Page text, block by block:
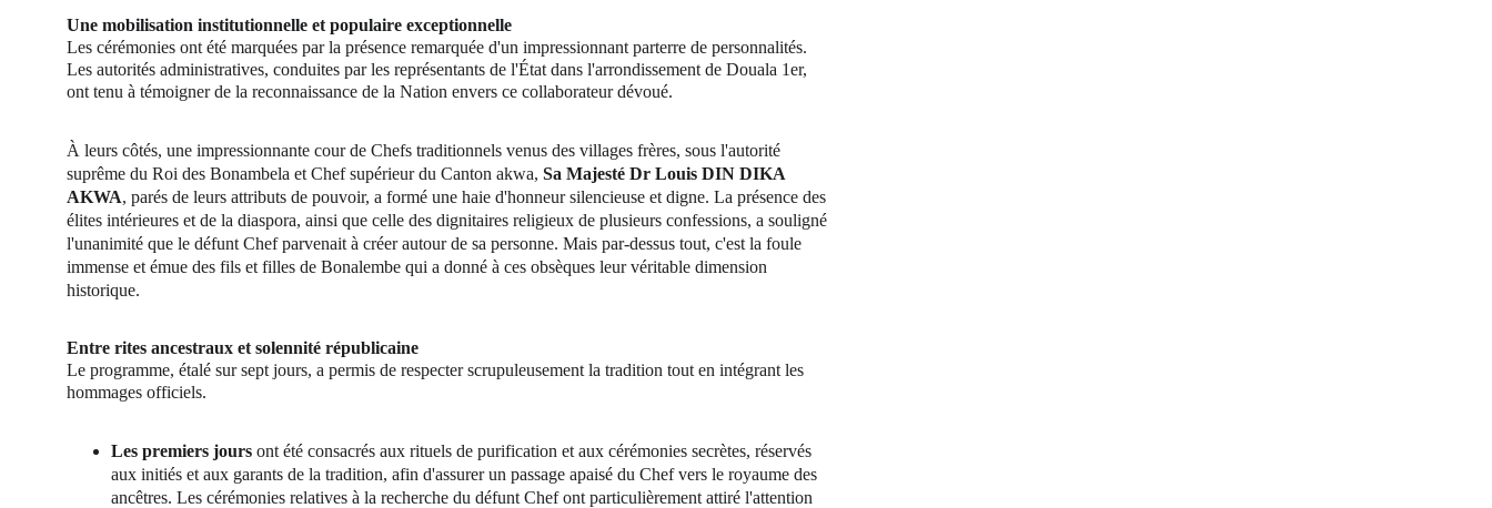
Une mobilisation institutionnelle et populaire exceptionnelle
Les cérémonies ont été marquées par la présence remarquée d'un impressionnant parterre de personnalités.
Les autorités administratives, conduites par les représentants de l'État dans l'arrondissement de Douala 1er,
ont tenu à témoigner de la reconnaissance de la Nation envers ce collaborateur dévoué.
À leurs côtés, une impressionnante cour de Chefs traditionnels venus des villages frères, sous l'autorité
suprême du Roi des Bonambela et Chef supérieur du Canton akwa, Sa Majesté Dr Louis DIN DIKA
AKWA, parés de leurs attributs de pouvoir, a formé une haie d'honneur silencieuse et digne. La présence des
élites intérieures et de la diaspora, ainsi que celle des dignitaires religieux de plusieurs confessions, a souligné
l'unanimité que le défunt Chef parvenait à créer autour de sa personne. Mais par-dessus tout, c'est la foule
immense et émue des fils et filles de Bonalembe qui a donné à ces obsèques leur véritable dimension
historique.
Entre rites ancestraux et solennité républicaine
Le programme, étalé sur sept jours, a permis de respecter scrupuleusement la tradition tout en intégrant les
hommages officiels.
Les premiers jours ont été consacrés aux rituels de purification et aux cérémonies secrètes, réservés
aux initiés et aux garants de la tradition, afin d'assurer un passage apaisé du Chef vers le royaume des
ancêtres. Les cérémonies relatives à la recherche du défunt Chef ont particulièrement attiré l'attention